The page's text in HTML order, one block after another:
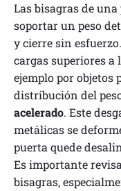
Las bisagras de
soportar un peso
y cierre sin
cargas superiores a
ejemplo por objetos
distribución del
acelerado. Este
metálicas se
puerta quede
Es importante
bisagras,